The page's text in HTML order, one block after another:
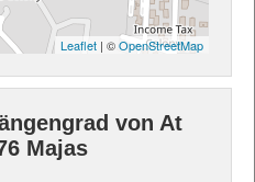
Leaflet | ©OpenStreetMap
von At
Majas